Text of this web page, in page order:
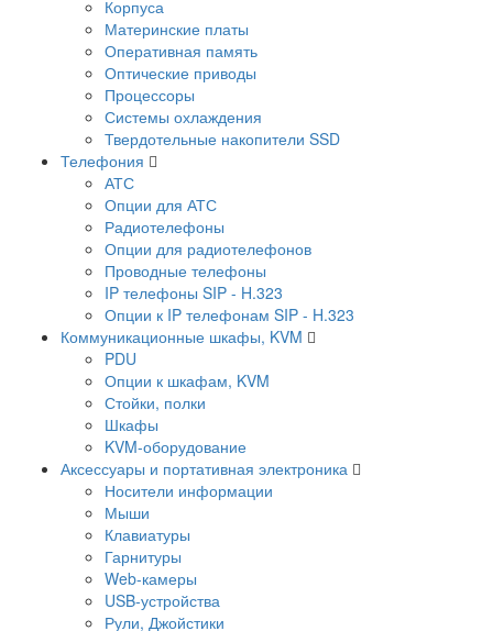
Корпуса
Материнские платы
Оперативная память
Оптические приводы
Процессоры
Системы охлаждения
Твердотельные накопители SSD
Телефония
АТС
Опции для АТС
Радиотелефоны
Опции для радиотелефонов
Проводные телефоны
IP телефоны SIP - H.323
Опции к IP телефонам SIP - H.323
Коммуникационные шкафы, KVM
PDU
Опции к шкафам, KVM
Стойки, полки
Шкафы
KVM-оборудование
Аксессуары и портативная электроника
Носители информации
Мыши
Клавиатуры
Гарнитуры
Web-камеры
USB-устройства
Рули, Джойстики